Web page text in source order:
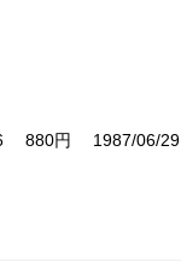
6 880円 1987/06/29